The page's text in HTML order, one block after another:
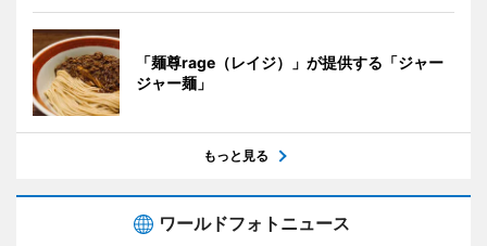
「麺尊rage（レイジ）」が提供する「ジャー
ジャー麺」
もっと見る
ワールドフォトニュース